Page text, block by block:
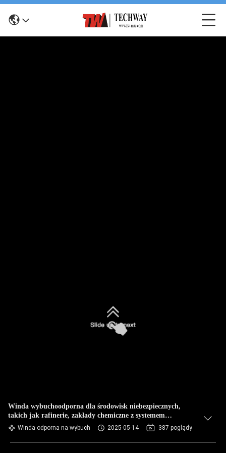
Winda wybuchoodporna dla środowisk niebezpiecznych,
takich jak rafinerie, zakłady chemiczne z systemem
automatycznego uruchamiania
Winda odporna na wybuch 2025-05-14 387 poglądy